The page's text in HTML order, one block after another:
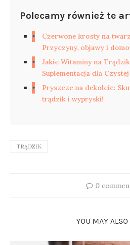
Polecamy również te
Czerwone krosty na
Przyczyny, objawy i
Jakie Witaminy na
Suplementacja dla
Pryszcze na dekolcie:
trądzik i wypryski!
TRĄDZIK
0
YOU MAY